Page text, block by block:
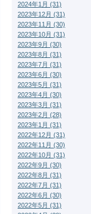
2024年1月 (31)
2023年12月 (31)
2023年11月 (30)
2023年10月 (31)
2023年9月 (30)
2023年8月 (31)
2023年7月 (31)
2023年6月 (30)
2023年5月 (31)
2023年4月 (30)
2023年3月 (31)
2023年2月 (28)
2023年1月 (31)
2022年12月 (31)
2022年11月 (30)
2022年10月 (31)
2022年9月 (30)
2022年8月 (31)
2022年7月 (31)
2022年6月 (30)
2022年5月 (31)